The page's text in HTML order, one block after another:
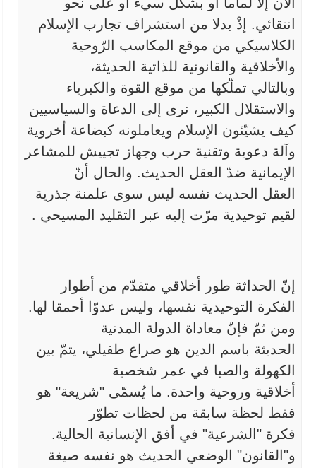
انتقائي. إذْ بدلا من استشراف تجارب الإسلام
الكلاسيكي من موقع المكاسب الرّوحية
والأخلاقية والقانونية للذاتية الحديثة،
وبالتالي تملّكها من موقع القوة والكبرياء
والاستقلال الكبير، نرى إلى الدعاة والسياسيين
كيف يشيّئون الإسلام ويعاملونه كبضاعة أخروية
وآلة دعوية وتقنية حرب وجهاز تجييش للمشاعر
الإيمانية ضدّ العقل الحديث. والحال أنّ
العقل
الحديث نفسه ليس سوى علمنة جذرية
لقيم توحيدية مرّت إليه عبر التقليد
المسيحي .
إنّ الحداثة طور أخلاقي متقدّم من أطوار
الفكرة التوحيدية نفسها، وليس عدوّا أحمقا لها.
ومن ثمّ فإنّ معاداة الدولة المدنية
الحديثة باسم الدين هو صراع طفيلي، يتمّ بين
الكهولة والصبا في عمر شخصية
أخلاقية وروحية واحدة. ما يُسمّى "شريعة" هو
فقط لحظة سابقة من لحظات تطوّر
فكرة " الشرعية" في أفق الإنسانية الحالية.
و"القانون" الوضعي الحديث هو نفسه صيغة